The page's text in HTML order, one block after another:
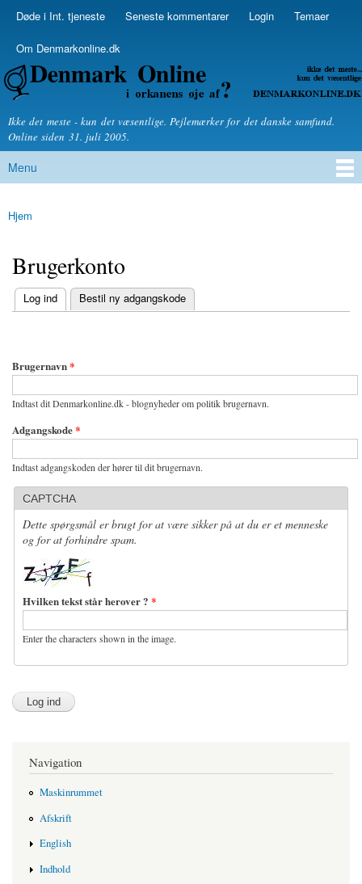
Skip to
Secondary menu
Døde i Int. tjeneste Seneste kommentarer Login Temaer
Om Denmarkonline.dk
Denmarkonline.dk - blognyheder om politik
Ikke det meste - kun det væsentlige. Pejlemærker for det danske samfund.
Online siden 31. juli 2005.
Main menu
Menu
You are here
Hjem
Brugerkonto
Primary tabs
Log ind
(active tab) Bestil ny adgangskode
Brugernavn*
Indtast dit Denmarkonline.dk - blognyheder om politik brugernavn.
Adgangskode*
Indtast adgangskoden der hører til dit brugernavn.
CAPTCHA
Dette spørgsmål er brugt for at være sikker på at du er et menneske
og for at forhindre spam.
Hvilken tekst står herover ? *
Enter the characters shown in the image.
Navigation
Maskinrummet
Afskrift
English
Indhold